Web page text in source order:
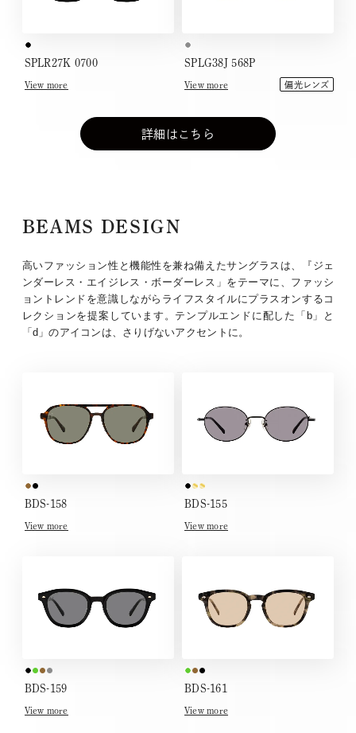
SPLR27K 0700
View more
SPLG38J 568P
View more 偏光レンズ
詳細はこちら
BEAMS DESIGN
高いファッション性と機能性を兼ね備えたサングラスは、『ジェ
ンダーレス・エイジレス・ボーダーレス」をテーマに、ファッシ
ョントレンドを意識しながらライフスタイルにプラスオンするコ
レクションを提案しています。テンプルエンドに配した「b」と
「d」のアイコンは、さりげないアクセントに。
BDS-158
View more
BDS-155
View more
BDS-159
View more
BDS-161
View more